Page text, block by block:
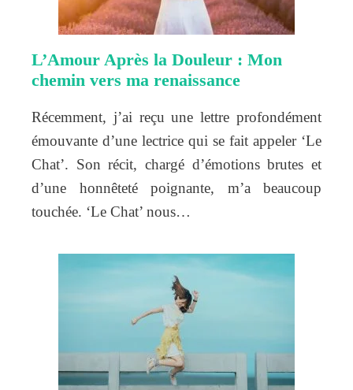
L’Amour Après la Douleur : Mon
chemin vers ma renaissance
Récemment, j’ai reçu une lettre profondément
émouvante d’une lectrice qui se fait appeler ‘Le
Chat’. Son récit, chargé d’émotions brutes et
d’une honnêteté poignante, m’a beaucoup
touchée. ‘Le Chat’ nous…